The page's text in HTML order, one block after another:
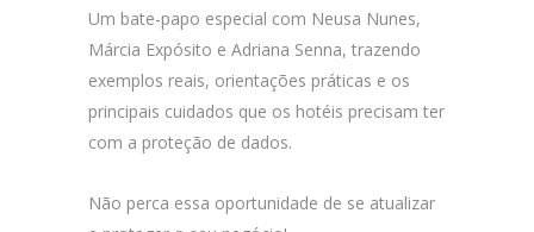
Um bate-papo especial com Neusa Nunes,
Márcia Expósito e Adriana Senna, trazendo
exemplos reais, orientações práticas e os
principais cuidados que os hotéis precisam ter
com a proteção de dados.
Não perca essa oportunidade de se atualizar